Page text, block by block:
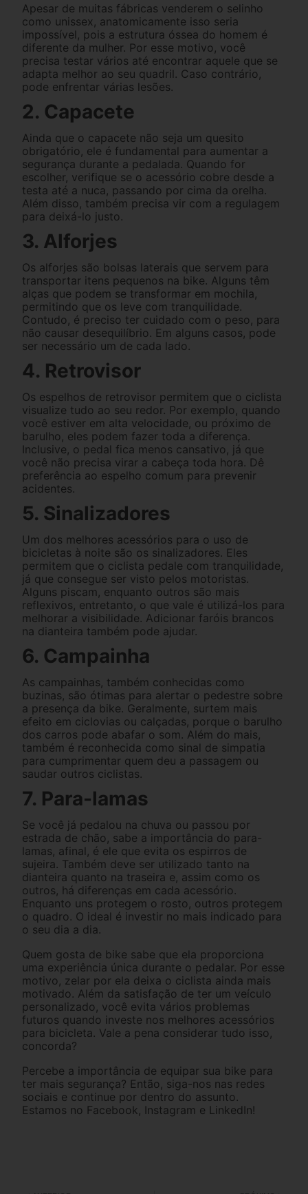
Apesar de muitas fábricas venderem o selinho
como unissex, anatomicamente isso seria
impossível, pois a estrutura óssea do homem é
diferente da mulher. Por esse motivo, você
precisa testar vários até encontrar aquele que se
adapta melhor ao seu quadril. Caso contrário,
pode enfrentar várias lesões.
2. Capacete
Ainda que o capacete não seja um quesito
obrigatório, ele é fundamental para aumentar a
segurança durante a pedalada. Quando for
escolher, verifique se o acessório cobre desde a
testa até a nuca, passando por cima da orelha.
Além disso, também precisa vir com a regulagem
para deixá-lo justo.
3. Alforjes
Os alforjes são bolsas laterais que servem para
transportar itens pequenos na bike. Alguns têm
alças que podem se transformar em mochila,
permitindo que os leve com tranquilidade.
Contudo, é preciso ter cuidado com o peso, para
não causar desequilíbrio. Em alguns casos, pode
ser necessário um de cada lado.
4. Retrovisor
Os espelhos de retrovisor permitem que o ciclista
visualize tudo ao seu redor. Por exemplo, quando
você estiver em alta velocidade, ou próximo de
barulho, eles podem fazer toda a diferença.
Inclusive, o pedal fica menos cansativo, já que
você não precisa virar a cabeça toda hora. Dê
preferência ao espelho comum para prevenir
acidentes.
5. Sinalizadores
Um dos melhores acessórios para o uso de
bicicletas à noite são os sinalizadores. Eles
permitem que o ciclista pedale com tranquilidade,
já que consegue ser visto pelos motoristas.
Alguns piscam, enquanto outros são mais
reflexivos, entretanto, o que vale é utilizá-los para
melhorar a visibilidade. Adicionar faróis brancos
na dianteira também pode ajudar.
6. Campainha
As campainhas, também conhecidas como
buzinas, são ótimas para alertar o pedestre sobre
a presença da bike. Geralmente, surtem mais
efeito em ciclovias ou calçadas, porque o barulho
dos carros pode abafar o som. Além do mais,
também é reconhecida como sinal de simpatia
para cumprimentar quem deu a passagem ou
saudar outros ciclistas.
7. Para-lamas
Se você já pedalou na chuva ou passou por
estrada de chão, sabe a importância do para-
lamas, afinal, é ele que evita os espirros de
sujeira. Também deve ser utilizado tanto na
dianteira quanto na traseira e, assim como os
outros, há diferenças em cada acessório.
Enquanto uns protegem o rosto, outros protegem
o quadro. O ideal é investir no mais indicado para
o seu dia a dia.
Quem gosta de bike sabe que ela proporciona
uma experiência única durante o pedalar. Por esse
motivo, zelar por ela deixa o ciclista ainda mais
motivado. Além da satisfação de ter um veículo
personalizado, você evita vários problemas
futuros quando investe nos melhores acessórios
para bicicleta. Vale a pena considerar tudo isso,
concorda?
Percebe a importância de equipar sua bike para
ter mais segurança? Então, siga-nos nas redes
sociais e continue por dentro do assunto.
Estamos no Facebook, Instagram e LinkedIn!